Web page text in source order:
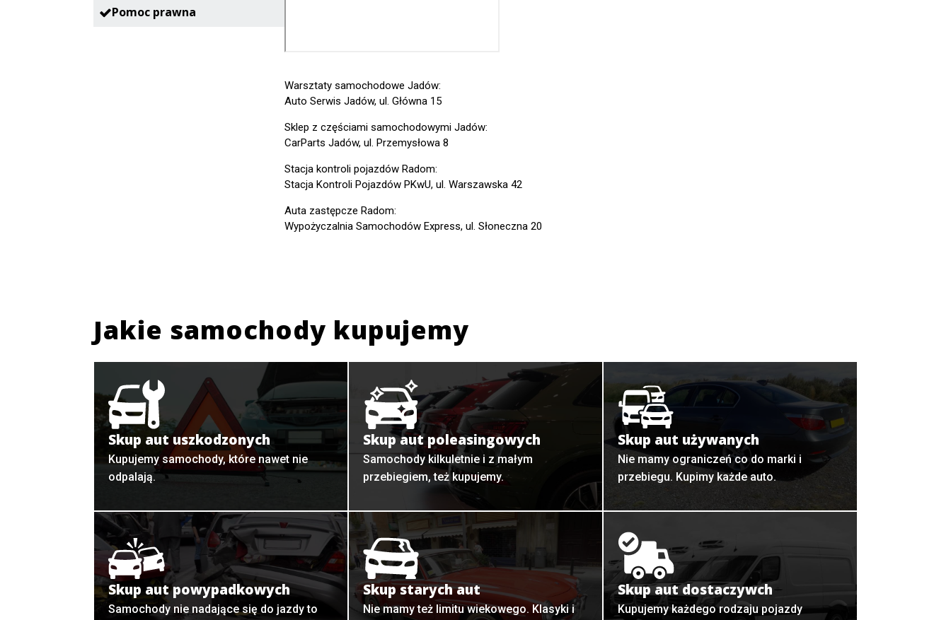
Pomoc prawna
Warsztaty samochodowe Jadów:
Auto Serwis Jadów, ul. Główna 15
Sklep z częściami samochodowymi Jadów:
CarParts Jadów, ul. Przemysłowa 8
Stacja kontroli pojazdów Radom:
Stacja Kontroli Pojazdów PKwU, ul. Warszawska 42
Auta zastępcze Radom:
Wypożyczalnia Samochodów Express, ul. Słoneczna 20
Jakie samochody kupujemy
Skup aut uszkodzonych
Kupujemy samochody, które nawet nie
odpalają.
Skup aut poleasingowych
Samochody kilkuletnie i z małym
przebiegiem, też kupujemy.
Skup aut używanych
Nie mamy ograniczeń co do marki i
przebiegu. Kupimy każde auto.
Skup aut powypadkowych
Samochody nie nadające się do jazdy to
Skup starych aut
Nie mamy też limitu wiekowego. Klasyki i
Skup aut dostaczywch
Kupujemy każdego rodzaju pojazdy